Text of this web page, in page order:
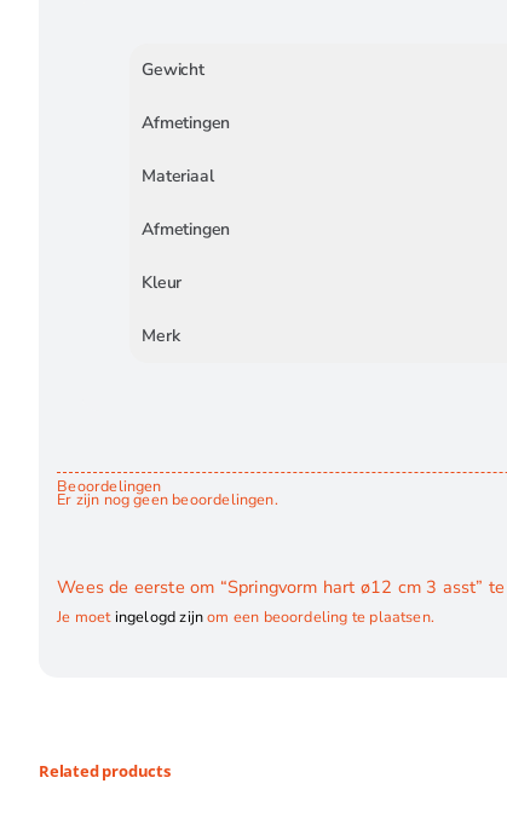
Gewicht
Afmetingen
Materiaal
Afmetingen
Kleur
Merk
Beoordelingen
Er zijn nog geen beoordelingen.
Wees de eerste om “Springvorm hart ø12 cm 3 asst”
Je moetingelogd zijnom een beoordeling te plaatsen.
Related products